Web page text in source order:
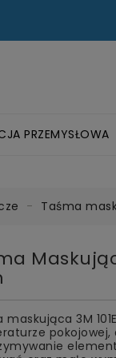
PRZEMYSŁOWA
Taśma
maskująca 3M
pokojowej,